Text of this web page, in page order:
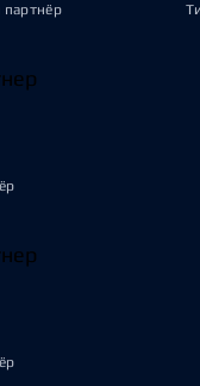
партнёр